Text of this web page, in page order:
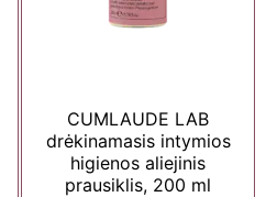
CUMLAUDE LAB
drėkinamasis intymios
higienos aliejinis
prausiklis, 200 ml